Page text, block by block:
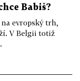
Babiš?
evropský trh,
V Belgii totiž